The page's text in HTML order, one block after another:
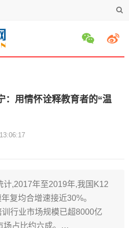
：用情怀诠释教育者的“温
计,2017年至2019年,我国K12
复均合增速接近30%。
行业市场规模已超8000亿
场占比约六成。…